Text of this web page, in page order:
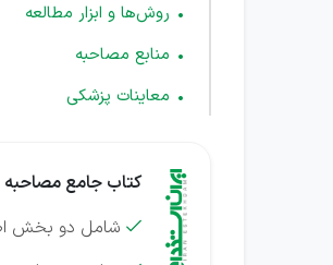
روش‌ها و ابزار مطالعه
منابع مصاحبه
معاینات پزشکی
کتاب جامع
 شامل دو بخش